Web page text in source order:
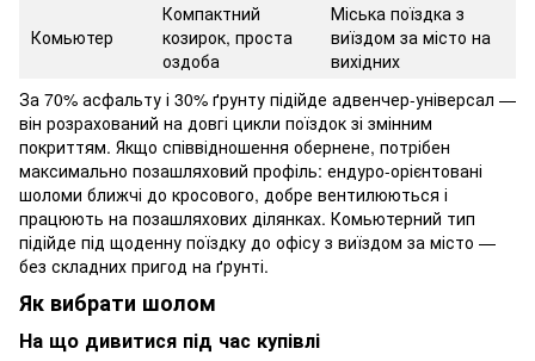
Комьютер
Компактний
козирок, проста
оздоба
Міська поїздка з
виїздом за місто на
вихідних
За 70% асфальту і 30% ґрунту підійде адвенчер-універсал —
він розрахований на довгі цикли поїздок зі змінним
покриттям. Якщо співвідношення обернене, потрібен
максимально позашляховий профіль: ендуро-орієнтовані
шоломи ближчі до кросового, добре вентилюються і
працюють на позашляхових ділянках. Комьютерний тип
підійде під щоденну поїздку до офісу з виїздом за місто —
без складних пригод на ґрунті.
Як вибрати шолом
На що дивитися під час купівлі